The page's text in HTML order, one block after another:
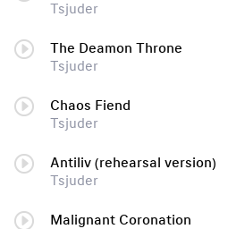
Tsjuder
The Deamon Throne
Tsjuder
Chaos Fiend
Tsjuder
Antiliv (rehearsal version)
Tsjuder
Malignant Coronation